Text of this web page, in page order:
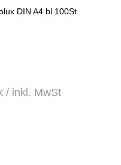
DIN A4 bl 100St.
/ inkl. MwSt